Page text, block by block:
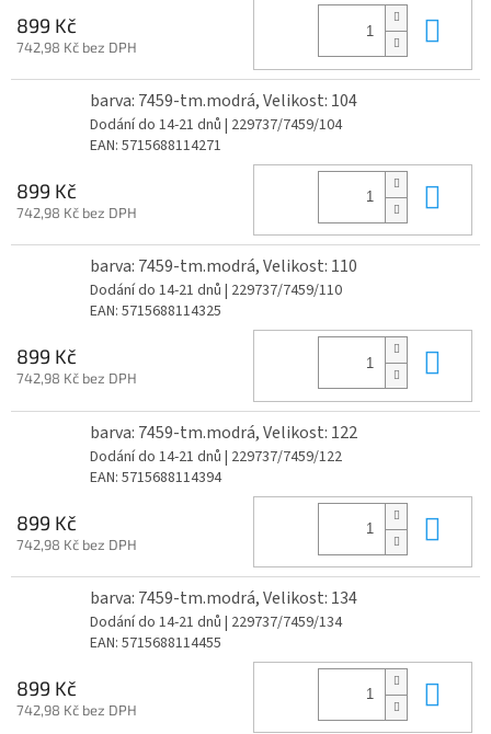
899 Kč
742,98 Kč bez DPH
barva: 7459-tm.modrá, Velikost: 104
Dodání do 14-21 dnů | 229737/7459/104
EAN: 5715688114271
899 Kč
742,98 Kč bez DPH
barva: 7459-tm.modrá, Velikost: 110
Dodání do 14-21 dnů | 229737/7459/110
EAN: 5715688114325
899 Kč
742,98 Kč bez DPH
barva: 7459-tm.modrá, Velikost: 122
Dodání do 14-21 dnů | 229737/7459/122
EAN: 5715688114394
899 Kč
742,98 Kč bez DPH
barva: 7459-tm.modrá, Velikost: 134
Dodání do 14-21 dnů | 229737/7459/134
EAN: 5715688114455
899 Kč
742,98 Kč bez DPH